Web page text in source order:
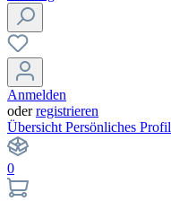
Anmelden
oderregistrieren
Übersicht Persönliches Profil
0